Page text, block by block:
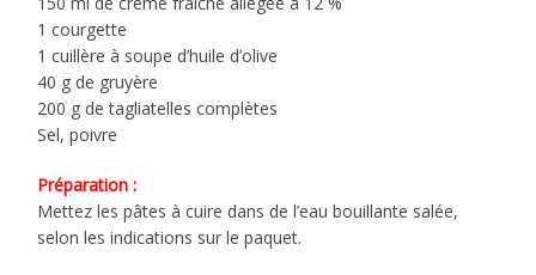
1 courgette
1 cuillère à soupe d’huile d’olive
40 g de gruyère
200 g de tagliatelles complètes
Sel, poivre
Préparation :
Mettez les pâtes à cuire dans de l’eau bouillante salée,
selon les indications sur le paquet.